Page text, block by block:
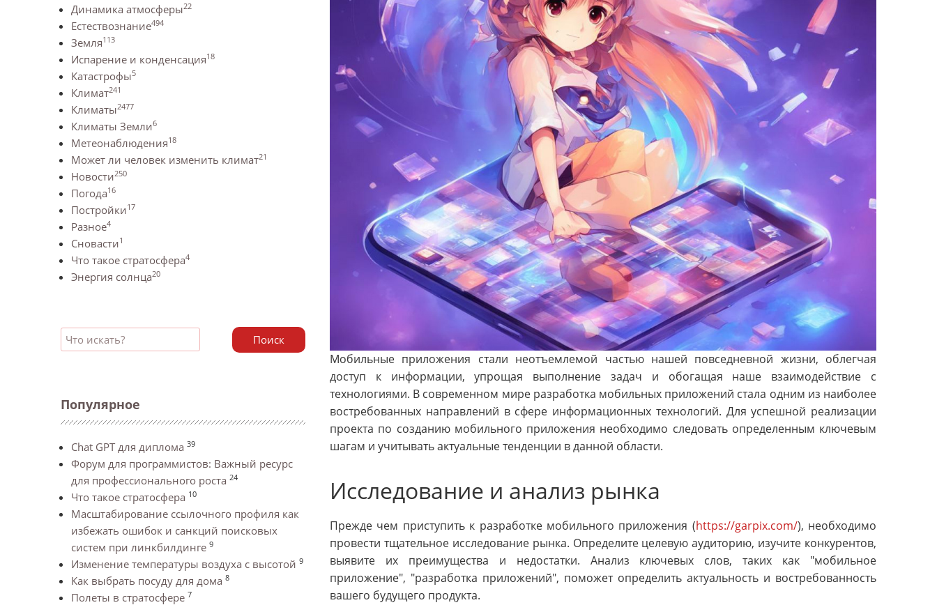
Динамика атмосферы22
Естествознание494
Земля113
Испарение и конденсация18
Катастрофы5
Климат241
Климаты2477
Климаты Земли6
Метеонаблюдения18
Может ли человек изменить климат21
Новости250
Погода16
Постройки17
Разное4
Сновасти1
Что такое стратосфера4
Энергия солнца20
Поиск
Популярное
Chat GPT для диплома 39
Форум для программистов: Важный ресурс
для профессионального роста 24
Что такое стратосфера 10
Масштабирование ссылочного профиля как
избежать ошибок и санкций поисковых
систем при линкбилдинге 9
Изменение температуры воздуха с высотой 9
Как выбрать посуду для дома 8
Полеты в стратосфере 7
Мобильные приложения стали неотъемлемой частью нашей повседневной жизни, облегчая
доступ к информации, упрощая выполнение задач и обогащая наше взаимодействие с
технологиями. В современном мире разработка мобильных приложений стала одним из наиболее
востребованных направлений в сфере информационных технологий. Для успешной реализации
проекта по созданию мобильного приложения необходимо следовать определенным ключевым
шагам и учитывать актуальные тенденции в данной области.
Исследование и анализ рынка
Прежде чем приступить к разработке мобильного приложения (https://garpix.com/), необходимо
провести тщательное исследование рынка. Определите целевую аудиторию, изучите конкурентов,
выявите их преимущества и недостатки. Анализ ключевых слов, таких как "мобильное
приложение", "разработка приложений", поможет определить актуальность и востребованность
вашего будущего продукта.